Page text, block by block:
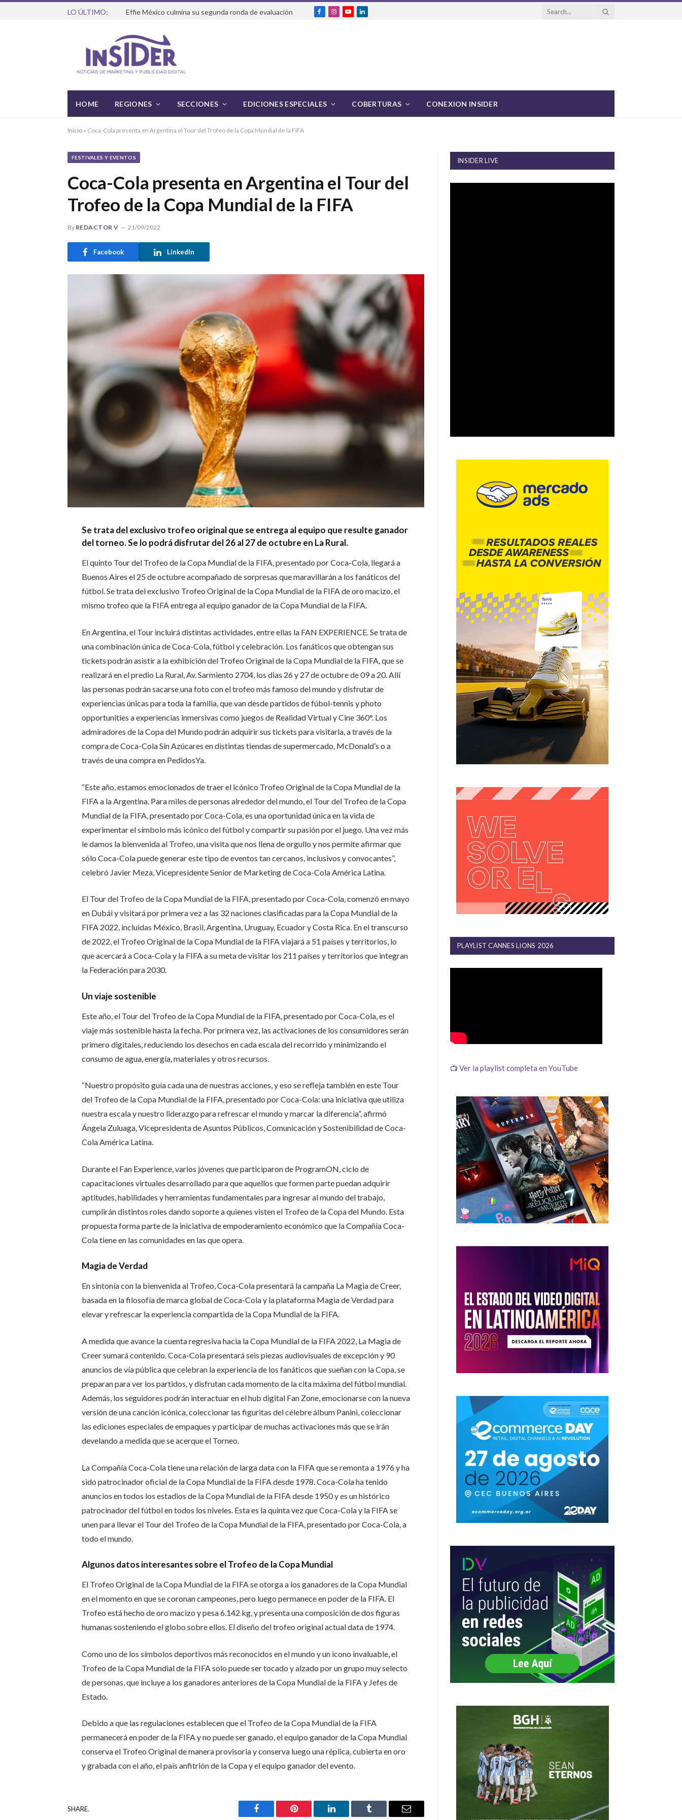
LO ÚLTIMO: Effie México culmina su segunda ronda de evaluación
FacebookInstagram
YouTubeLinkedIn
HOME REGIONES SECCIONES EDICIONES ESPECIALES COBERTURAS CONEXION INSIDER
Inicio » Coca-Cola presenta en Argentina el Tour del Trofeo de la Copa Mundial de la FIFA
FESTIVALES Y EVENTOS
Coca-Cola presenta en Argentina el Tour del
Trofeo de la Copa Mundial de la FIFA
By REDACTOR V 21/09/2022
Facebook LinkedIn
Se trata del exclusivo trofeo original que se entrega al equipo que resulte ganador
del torneo. Se lo podrá disfrutar del 26 al 27 de octubre en La Rural.
El quinto Tour del Trofeo de la Copa Mundial de la FIFA, presentado por Coca-Cola, llegará a
Buenos Aires el 25 de octubre acompañado de sorpresas que maravillarán a los fanáticos del
fútbol. Se trata del exclusivo Trofeo Original de la Copa Mundial de la FIFA de oro macizo, el
mismo trofeo que la FIFA entrega al equipo ganador de la Copa Mundial de la FIFA.
En Argentina, el Tour incluirá distintas actividades, entre ellas la FAN EXPERIENCE. Se trata de
una combinación única de Coca-Cola, fútbol y celebración. Los fanáticos que obtengan sus
tickets podrán asistir a la exhibición del Trofeo Original de la Copa Mundial de la FIFA, que se
realizará en el predio La Rural, Av. Sarmiento 2704, los dias 26 y 27 de octubre de 09 a 20. Allí
las personas podrán sacarse una foto con el trofeo más famoso del mundo y disfrutar de
experiencias únicas para toda la familia, que van desde partidos de fúbol-tennis y photo
opportunities a experiencias inmersivas como juegos de Realidad Virtual y Cine 360°. Los
admiradores de la Copa del Mundo podrán adquirir sus tickets para visitarla, a través de la
compra de Coca-Cola Sin Azúcares en distintas tiendas de supermercado, McDonald’s o a
través de una compra en PedidosYa.
“Este año, estamos emocionados de traer el icónico Trofeo Original de la Copa Mundial de la
FIFA a la Argentina. Para miles de personas alrededor del mundo, el Tour del Trofeo de la Copa
Mundial de la FIFA, presentado por Coca-Cola, es una oportunidad única en la vida de
experimentar el símbolo más icónico del fútbol y compartir su pasión por el juego. Una vez más
le damos la bienvenida al Trofeo, una visita que nos llena de orgullo y nos permite afirmar que
sólo Coca-Cola puede generar este tipo de eventos tan cercanos, inclusivos y convocantes”,
celebró Javier Meza, Vicepresidente Senior de Marketing de Coca-Cola América Latina.
El Tour del Trofeo de la Copa Mundial de la FIFA, presentado por Coca-Cola, comenzó en mayo
en Dubái y visitará por primera vez a las 32 naciones clasificadas para la Copa Mundial de la
FIFA 2022, incluidas México, Brasil, Argentina, Uruguay, Ecuador y Costa Rica. En el transcurso
de 2022, el Trofeo Original de la Copa Mundial de la FIFA viajará a 51 países y territorios, lo
que acercará a Coca-Cola y la FIFA a su meta de visitar los 211 países y territorios que integran
la Federación para 2030.
Un viaje sostenible
Este año, el Tour del Trofeo de la Copa Mundial de la FIFA, presentado por Coca-Cola, es el
viaje más sostenible hasta la fecha. Por primera vez, las activaciones de los consumidores serán
primero digitales, reduciendo los desechos en cada escala del recorrido y minimizando el
consumo de agua, energía, materiales y otros recursos.
“Nuestro propósito guía cada una de nuestras acciones, y eso se refleja también en este Tour
del Trofeo de la Copa Mundial de la FIFA, presentado por Coca-Cola: una iniciativa que utiliza
nuestra escala y nuestro liderazgo para refrescar el mundo y marcar la diferencia”, afirmó
Ángela Zuluaga, Vicepresidenta de Asuntos Públicos, Comunicación y Sostenibilidad de Coca-
Cola América Latina.
Durante el Fan Experience, varios jóvenes que participaron de ProgramON, ciclo de
capacitaciones virtuales desarrollado para que aquellos que formen parte puedan adquirir
aptitudes, habilidades y herramientas fundamentales para ingresar al mundo del trabajo,
cumplirán distintos roles dando soporte a quienes visten el Trofeo de la Copa del Mundo. Esta
propuesta forma parte de la iniciativa de empoderamiento económico que la Compañía Coca-
Cola tiene en las comunidades en las que opera.
Magia de Verdad
En sintonía con la bienvenida al Trofeo, Coca-Cola presentará la campaña La Magia de Creer,
basada en la filosofía de marca global de Coca-Cola y la plataforma Magia de Verdad para
elevar y refrescar la experiencia compartida de la Copa Mundial de la FIFA.
A medida que avance la cuenta regresiva hacia la Copa Mundial de la FIFA 2022, La Magia de
Creer sumará contenido. Coca-Cola presentará seis piezas audiovisuales de excepción y 90
anuncios de vía pública que celebran la experiencia de los fanáticos que sueñan con la Copa, se
preparan para ver los partidos, y disfrutan cada momento de la cita máxima del fútbol mundial.
Además, los seguidores podrán interactuar en el hub digital Fan Zone, emocionarse con la nueva
versión de una canción icónica, coleccionar las figuritas del célebre álbum Panini, coleccionar
las ediciones especiales de empaques y participar de muchas activaciones más que se irán
develando a medida que se acerque el Torneo.
La Compañía Coca-Cola tiene una relación de larga data con la FIFA que se remonta a 1976 y ha
sido patrocinador oficial de la Copa Mundial de la FIFA desde 1978. Coca-Cola ha tenido
anuncios en todos los estadios de la Copa Mundial de la FIFA desde 1950 y es un histórico
patrocinador del fútbol en todos los niveles. Esta es la quinta vez que Coca-Cola y la FIFA se
unen para llevar el Tour del Trofeo de la Copa Mundial de la FIFA, presentado por Coca-Cola, a
todo el mundo.
Algunos datos interesantes sobre el Trofeo de la Copa Mundial
El Trofeo Original de la Copa Mundial de la FIFA se otorga a los ganadores de la Copa Mundial
en el momento en que se coronan campeones, pero luego permanece en poder de la FIFA. El
Trofeo está hecho de oro macizo y pesa 6.142 kg, y presenta una composición de dos figuras
humanas sosteniendo el globo sobre ellos. El diseño del trofeo original actual data de 1974.
Como uno de los símbolos deportivos más reconocidos en el mundo y un icono invaluable, el
Trofeo de la Copa Mundial de la FIFA solo puede ser tocado y alzado por un grupo muy selecto
de personas, que incluye a los ganadores anteriores de la Copa Mundial de la FIFA y Jefes de
Estado.
Debido a que las regulaciones establecen que el Trofeo de la Copa Mundial de la FIFA
permanecerá en poder de la FIFA y no puede ser ganado, el equipo ganador de la Copa Mundial
conserva el Trofeo Original de manera provisoria y conserva luego una réplica, cubierta en oro
y grabada con el año, el país anfitrión de la Copa y el equipo ganador del evento.
SHARE.
Facebook Pinterest LinkedIn Tumblr Email
INSIDER LIVE
PLAYLIST CANNES LIONS 2026
📺 Ver la playlist completa en YouTube